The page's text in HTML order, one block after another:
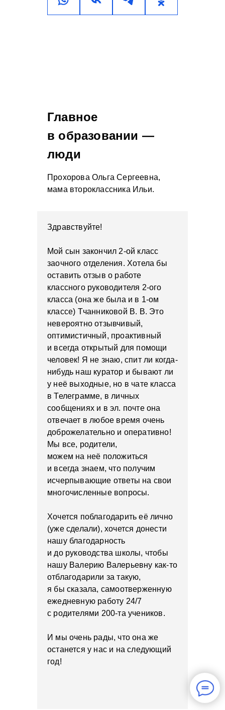
Главное
в образовании —
люди
Прохорова Ольга Сергеевна,
мама второклассника Ильи.
Здравствуйте!
Мой сын закончил 2-ой класс
заочного отделения. Хотела бы
оставить отзыв о работе
классного руководителя 2-ого
класса (она же была и в 1-ом
классе) Тчанниковой В. В. Это
невероятно отзывчивый,
оптимистичный, проактивный
и всегда открытый для помощи
человек! Я не знаю, спит ли когда-
нибудь наш куратор и бывают ли
у неё выходные, но в чате класса
в Телеграмме, в личных
сообщениях и в эл. почте она
отвечает в любое время очень
доброжелательно и оперативно!
Мы все, родители,
можем на неё положиться
и всегда знаем, что получим
исчерпывающие ответы на свои
многочисленные вопросы.
Хочется поблагодарить её лично
(уже сделали), хочется донести
нашу благодарность
и до руководства школы, чтобы
нашу Валерию Валерьевну как-то
отблагодарили за такую,
я бы сказала, самоотверженную
ежедневную работу 24/7
с родителями 200-та учеников.
И мы очень рады, что она же
останется у нас и на следующий
год!